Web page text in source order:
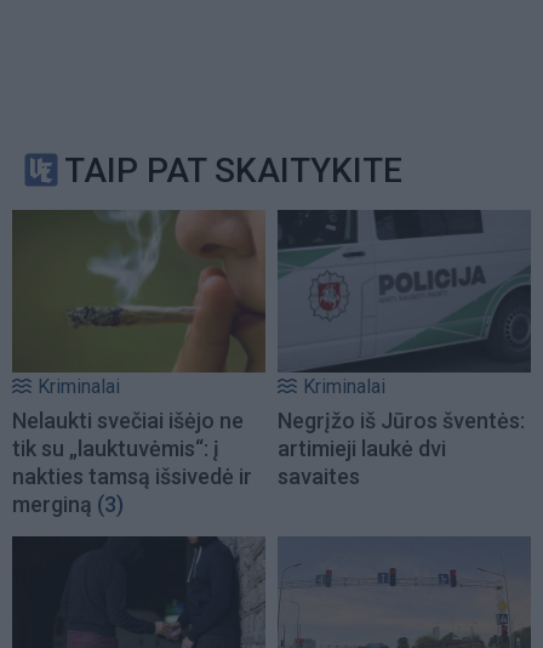
TAIP PAT SKAITYKITE
Kriminalai
Nelaukti svečiai išėjo ne
tik su „lauktuvėmis“: į
nakties tamsą išsivedė ir
merginą (3)
Kriminalai
Negrįžo iš Jūros šventės:
artimieji laukė dvi
savaites